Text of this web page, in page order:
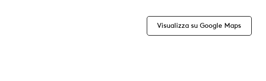
Visualizza su Google Maps